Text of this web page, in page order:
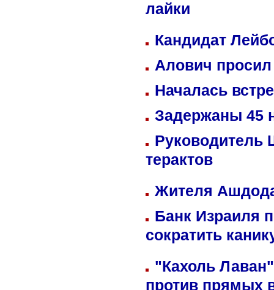
лайки
Кандидат
Алович просил
Началась
Задержаны 45
Руководитель
терактов
Жителя
Банк Израиля
сократить
"Кахоль